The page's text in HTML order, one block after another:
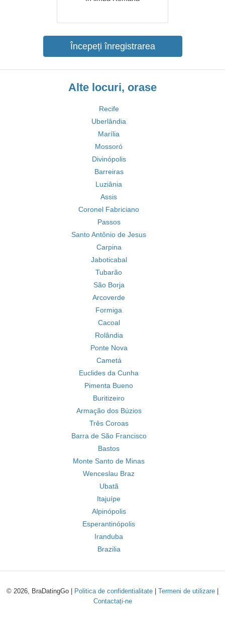
Începeți înregistrarea
Alte locuri, orase
Recife
Uberlândia
Marília
Mossoró
Divinópolis
Barreiras
Luziânia
Assis
Coronel Fabriciano
Passos
Santo Antônio de Jesus
Carpina
Jaboticabal
Tubarão
São Borja
Arcoverde
Formiga
Cacoal
Rolândia
Ponte Nova
Cametá
Euclides da Cunha
Pimenta Bueno
Buritizeiro
Armação dos Búzios
Três Coroas
Barra de São Francisco
Bastos
Monte Santo de Minas
Wenceslau Braz
Ubatã
Itajuípe
Alpinópolis
Esperantinópolis
Iranduba
Brazilia
© 2026, BraDatingGo | Politica de confidentialitate Termeni de utilizare
Contactați-ne